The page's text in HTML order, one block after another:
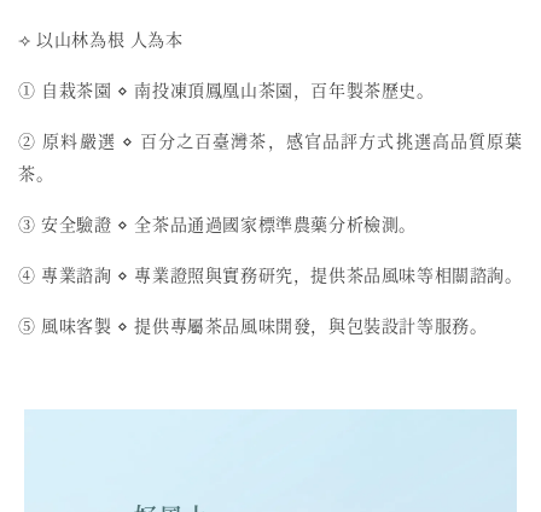
⟢ 以山林為根 人為本
① 自栽茶園 ⋄ 南投凍頂鳳凰山茶園，百年製茶歷史。
② 原料嚴選 ⋄ 百分之百臺灣茶，感官品評方式挑選高品質原葉
茶。
③ 安全驗證 ⋄ 全茶品通過國家標準農藥分析檢測。
④ 專業諮詢 ⋄ 專業證照與實務研究，提供茶品風味等相關諮詢。
⑤ 風味客製 ⋄ 提供專屬茶品風味開發，與包裝設計等服務。